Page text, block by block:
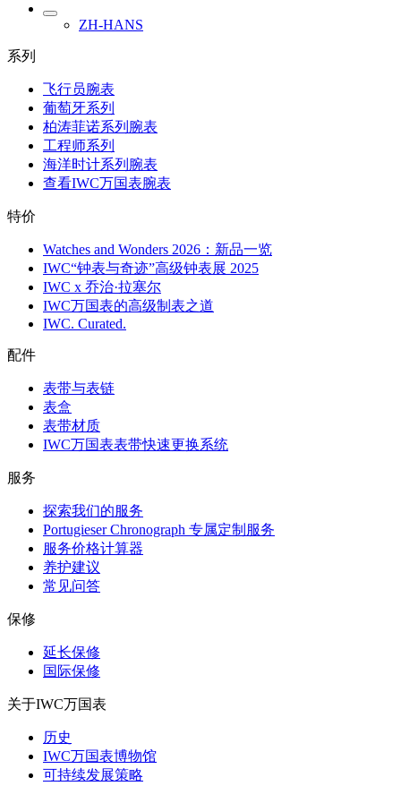
ZH-HANS
系列
飞行员腕表
葡萄牙系列
柏涛菲诺系列腕表
工程师系列
海洋时计系列腕表
查看IWC万国表腕表
特价
Watches and Wonders 2026：新品一览
IWC“钟表与奇迹”高级钟表展 2025
IWC x 乔治·拉塞尔
IWC万国表的高级制表之道
IWC. Curated.
配件
表带与表链
表盒
表带材质
IWC万国表表带快速更换系统
服务
探索我们的服务
Portugieser Chronograph 专属定制服务
服务价格计算器
养护建议
常见问答
保修
延长保修
国际保修
关于IWC万国表
历史
IWC万国表博物馆
可持续发展策略